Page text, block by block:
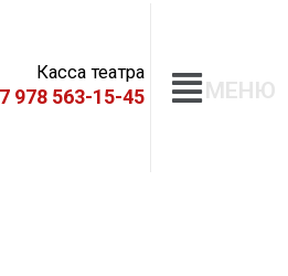
Касса театра
978 563-15-45 МЕНЮ